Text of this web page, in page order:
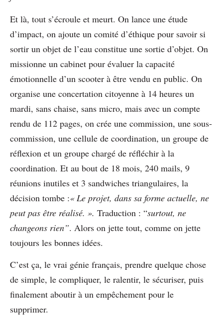
Et là, tout s’écroule et meurt. On lance une étude
d’impact, on ajoute un comité d’éthique pour savoir si
sortir un objet de l’eau constitue une sortie d’objet. On
missionne un cabinet pour évaluer la capacité
émotionnelle d’un scooter à être vendu en public. On
organise une concertation citoyenne à 14 heures un
mardi, sans chaise, sans micro, mais avec un compte
rendu de 112 pages, on crée une commission, une sous-
commission, une cellule de coordination, un groupe de
réflexion et un groupe chargé de réfléchir à la
coordination. Et au bout de 18 mois, 240 mails, 9
réunions inutiles et 3 sandwiches triangulaires, la
décision tombe :« Le projet, dans sa forme actuelle, ne
peut pas être réalisé. ». Traduction : “surtout, ne
changeons rien”. Alors on jette tout, comme on jette
toujours les bonnes idées.
C’est ça, le vrai génie français, prendre quelque chose
de simple, le compliquer, le ralentir, le sécuriser, puis
finalement aboutir à un empêchement pour le
supprimer.